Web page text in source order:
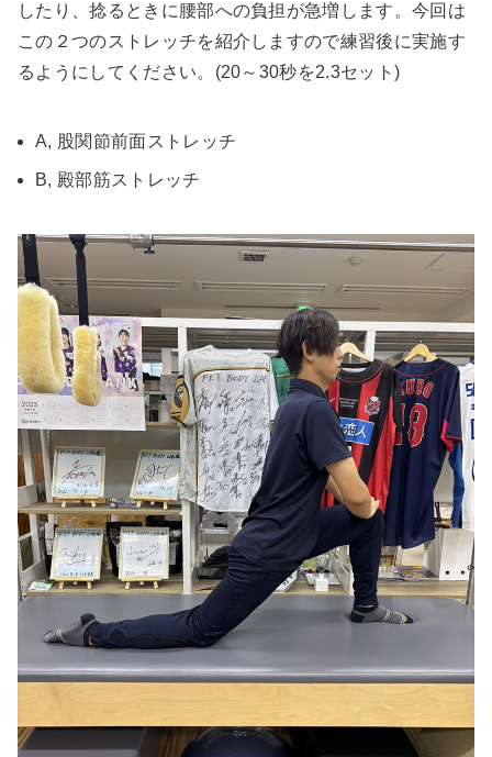
したり、捻るときに腰部への負担が急増します。今回は
この２つのストレッチを紹介しますので練習後に実施す
るようにしてください。(20～30秒を2.3セット)
A, 股関節前面ストレッチ
B, 殿部筋ストレッチ